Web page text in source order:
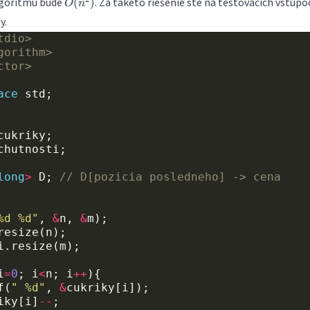
(n-1) =
1)n}{2}
O(n )
std ;
;
;
> D ; // D[pozicia posledneho] -> cena
%d" , &n , &m );
( n );
. resize (m );
=0 ; i<n ; i++ ){
( " %d" , &cukriky [ i]);
[ i] -- ;